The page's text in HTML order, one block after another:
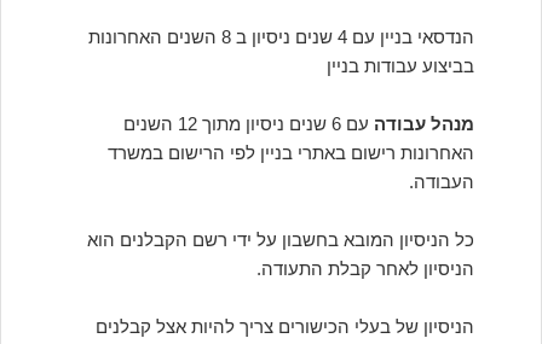
הנדסאי בניין עם 4 שנים ניסיון ב 8 השנים האחרונות
בביצוע עבודות בניין
מנהל עבודה
עם 6 שנים ניסיון מתוך 12 השנים
האחרונות רישום באתרי בניין לפי הרישום במשרד
העבודה.
כל הניסיון המובא בחשבון על ידי רשם הקבלנים הוא
הניסיון לאחר קבלת התעודה.
הניסיון של בעלי הכישורים צריך להיות אצל קבלנים